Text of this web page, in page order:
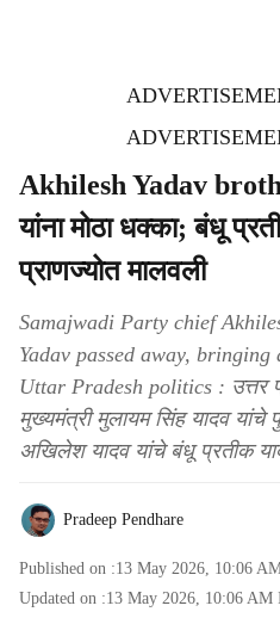
Akhilesh Yadav
यांना मोठा धक्का; बंधू
प्राणज्योत मालवली
Samajwadi Party chief
Yadav passed away,
Uttar Pradesh politics : उत्तर
मुख्यमंत्री मुलायम सिंह यादव यांचे
अखिलेश यादव यांचे बंधू प्रतीक
Pradeep Pendhare
Published on :13 May 2026, 10:06
Updated on :13 May 2026, 10:06 AM